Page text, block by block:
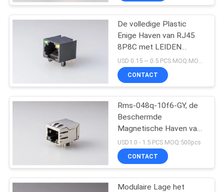
FABRIEKSREIS
KWALITEITSCONTROLE
ONS
SITEMAP
De Hefboom van
RJ45 Ethernet
34
Magnetische RJ45-
Hefboom
De volledige Plastic
Enige Haven van RJ45
8P8C met LEIDEN
Gouden Geplateerd
Netwerk
CONTACT
Rms-048q-10f6-GY, de
Beschermde
Magnetische Haven van
RJ45 Jack Insert Plating
10P 1x1 met leiden en
de Lente
USD1.0 - 1.5 PCS MOQ:500pcs
CONTACT
Modulaire Lage het